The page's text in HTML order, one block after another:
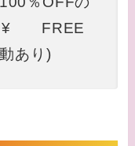
¥ FREE
あり)